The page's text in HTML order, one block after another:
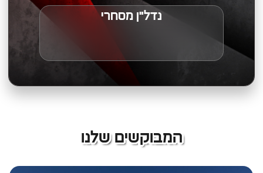
נדל"ן מסחרי
המבוקשים שלנו